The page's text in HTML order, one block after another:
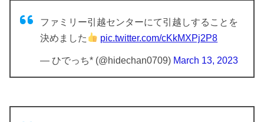
ファミリー引越センターにて引越しすることを
決めました
pic.twitter.com/cKkMXPj2P8
— ひでっち* (@hidechan0709) March 13, 2023